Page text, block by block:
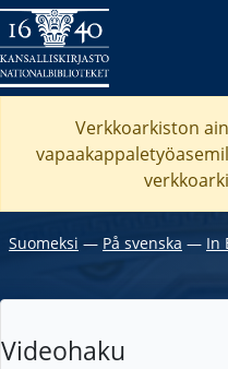
Verkkoarkiston
Suomeksi ― På svenska ― In
Videohaku